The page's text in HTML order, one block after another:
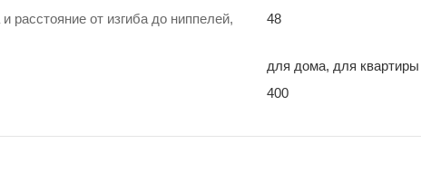
расстояние от изгиба до ниппелей,
48
для дома, для квартиры
400